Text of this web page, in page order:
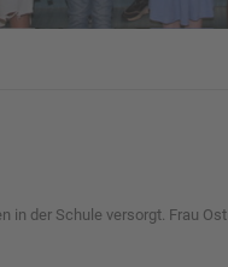
in der Schule versorgt. Frau Ost